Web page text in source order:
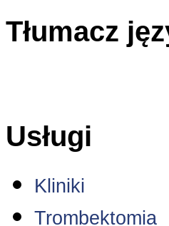
Tłumacz
Usługi
Kliniki
Trombektomia